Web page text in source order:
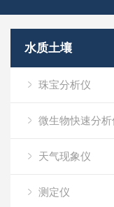
水质土壤
珠宝分析仪
微生物快速分析
天气现象仪
测定仪